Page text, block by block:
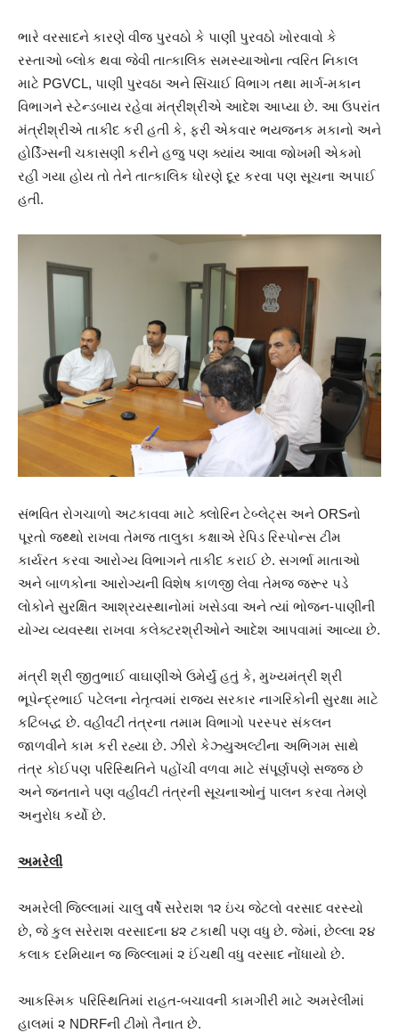
ભારે વરસાદને કારણે વીજ પુરવઠો કે પાણી પુરવઠો ખોરવાવો કે
રસ્તાઓ બ્લોક થવા જેવી તાત્કાલિક સમસ્યાઓના ત્વરિત નિકાલ
માટે PGVCL, પાણી પુરવઠા અને સિંચાઈ વિભાગ તથા માર્ગ-મકાન
વિભાગને સ્ટેન્ડબાય રહેવા મંત્રીશ્રીએ આદેશ આપ્યા છે. આ ઉપરાંત
મંત્રીશ્રીએ તાકીદ કરી હતી કે, ફરી એકવાર ભયજનક મકાનો અને
હોર્ડિંગ્સની ચકાસણી કરીને હજુ પણ ક્યાંય આવા જોખમી એકમો
રહી ગયા હોય તો તેને તાત્કાલિક ધોરણે દૂર કરવા પણ સૂચના અપાઈ
હતી.
સંભવિત રોગચાળો અટકાવવા માટે ક્લોરિન ટેબ્લેટ્સ અને ORSનો
પૂરતો જથ્થો રાખવા તેમજ તાલુકા કક્ષાએ રેપિડ રિસ્પોન્સ ટીમ
કાર્યરત કરવા આરોગ્ય વિભાગને તાકીદ કરાઈ છે. સગર્ભા માતાઓ
અને બાળકોના આરોગ્યની વિશેષ કાળજી લેવા તેમજ જરૂર પડે
લોકોને સુરક્ષિત આશ્રયસ્થાનોમાં ખસેડવા અને ત્યાં ભોજન-પાણીની
યોગ્ય વ્યવસ્થા રાખવા કલેક્ટરશ્રીઓને આદેશ આપવામાં આવ્યા છે.
મંત્રી શ્રી જીતુભાઈ વાઘાણીએ ઉમેર્યું હતું કે, મુખ્યમંત્રી શ્રી
ભૂપેન્દ્રભાઈ પટેલના નેતૃત્વમાં રાજ્ય સરકાર નાગરિકોની સુરક્ષા માટે
કટિબદ્ધ છે. વહીવટી તંત્રના તમામ વિભાગો પરસ્પર સંકલન
જાળવીને કામ કરી રહ્યા છે. ઝીરો કેઝ્યુઅલ્ટીના અભિગમ સાથે
તંત્ર કોઈપણ પરિસ્થિતિને પહોંચી વળવા માટે સંપૂર્ણપણે સજ્જ છે
અને જનતાને પણ વહીવટી તંત્રની સૂચનાઓનું પાલન કરવા તેમણે
અનુરોધ કર્યો છે.
અમરેલી
અમરેલી જિલ્લામાં ચાલુ વર્ષે સરેરાશ ૧૨ ઇંચ જેટલો વરસાદ વરસ્યો
છે, જે કુલ સરેરાશ વરસાદના ૪૨ ટકાથી પણ વધુ છે. જેમાં, છેલ્લા ૨૪
કલાક દરમિયાન જ જિલ્લામાં ૨ ઈંચથી વધુ વરસાદ નોંધાયો છે.
આકસ્મિક પરિસ્થિતિમાં રાહત-બચાવની કામગીરી માટે અમરેલીમાં
હાલમાં ૨ NDRFની ટીમો તૈનાત છે.